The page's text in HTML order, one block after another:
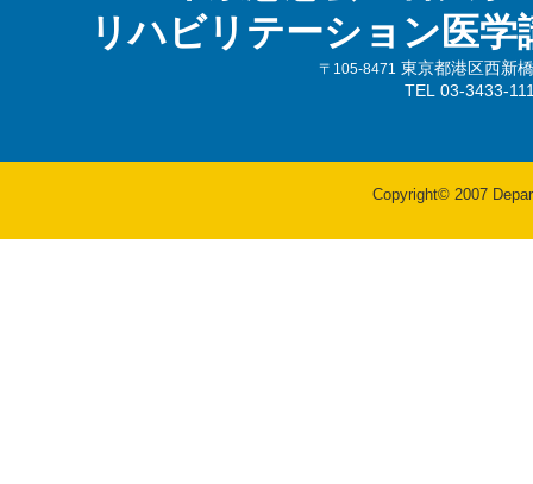
リハビリテーション医学
〒105-8471
東京都港区西新
TEL 03-3433-
Copyright© 2007